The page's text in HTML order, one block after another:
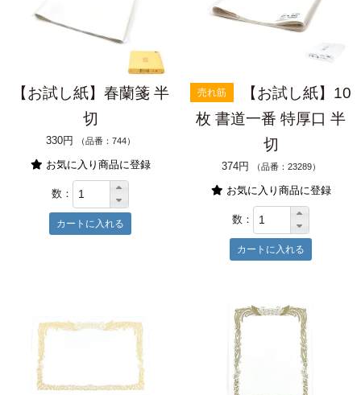
【お試し紙】春蘭箋 半
切
330円 （品番：744）
お気に入り商品に登録
数：
売れ筋
【お試し紙】10
枚 書道一番 特厚口 半
切
374円 （品番：23289）
お気に入り商品に登録
数：